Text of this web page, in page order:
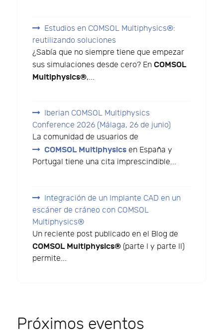
Estudios en COMSOL Multiphysics®:
reutilizando soluciones
¿Sabía que no siempre tiene que empezar
sus simulaciones desde cero? En COMSOL
Multiphysics®,...
Iberian COMSOL Multiphysics
Conference 2026 (Málaga, 26 de junio)
La comunidad de usuarios de
COMSOL Multiphysics en España y
Portugal tiene una cita imprescindible...
Integración de un Implante CAD en un
escáner de cráneo con COMSOL
Multiphysics®
Un reciente post publicado en el Blog de
COMSOL Multiphysics® (parte I y parte II)
permite...
Próximos eventos